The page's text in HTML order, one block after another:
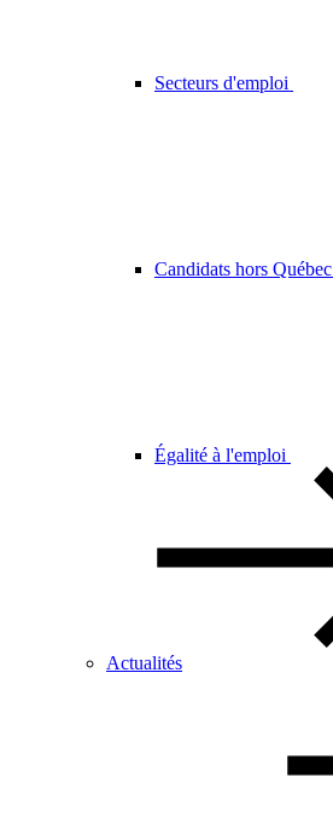
Secteurs d'emploi
Candidats hors Québec
Égalité à l'emploi
Actualités